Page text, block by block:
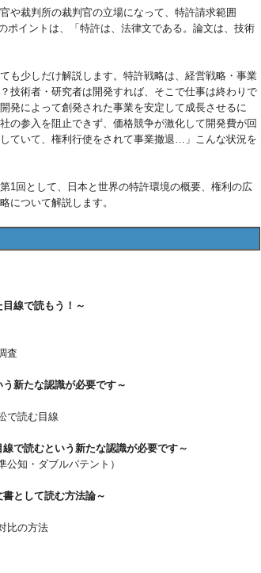
や裁判所の裁判官の立場になって、特許請求範囲
ポイントは、「特許は、法律文である。論文は、技術
も少しだけ解説します。特許戦略は、経営戦略・事業
技術者・研究者は開発すれば、そこで仕事は終わりで
発によって創発された事業を安定して成長させるに
の参入を阻止できず、価格競争が激化して開発費が回
ていて、権利行使をされて事業撤退…」こんな状況を
1回として、日本と世界の特許環境の概要、権利の広
について解説します。
線で読もう！～
査
新たな認識が必要です～
で読む目線
で読むという新たな認識が必要です～
知・ダブルパテント）
として読む方法論～
比の方法